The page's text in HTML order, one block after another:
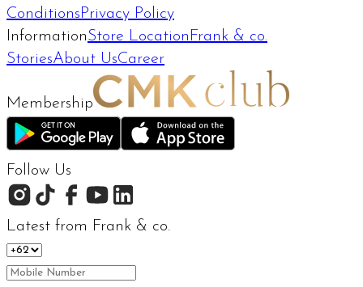
Conditions Privacy Policy
InformationStore Location Frank & co.
StoriesAbout UsCareer
Membership
Follow Us
Latest from Frank & co.